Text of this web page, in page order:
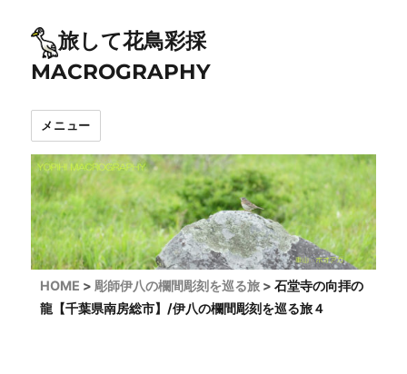
旅して花鳥彩採
MACROGRAPHY
メニュー
HOME 彫師伊八の欄間彫刻を巡る旅
石堂寺の向拝の
龍【千葉県南房総市】/伊八の欄間彫刻を巡る旅４